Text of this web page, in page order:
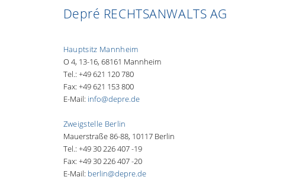
Depré RECHTSANWALTS AG
Hauptsitz Mannheim
O 4, 13-16, 68161 Mannheim
Tel.: +49 621 120 780
Fax: +49 621 153 800
E-Mail: info@depre.de
Zweigstelle Berlin
Mauerstraße 86-88, 10117 Berlin
Tel.: +49 30 226 407 -19
Fax: +49 30 226 407 -20
E-Mail: berlin@depre.de